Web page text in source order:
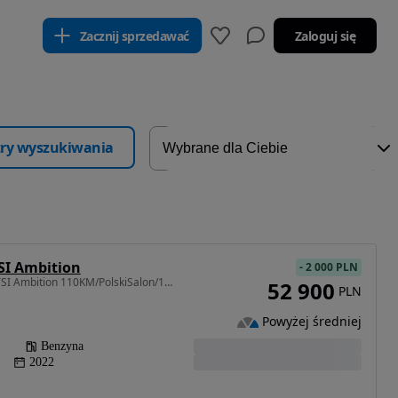
Zacznij sprzedawać Zaloguj się
wyszukiwania
Ambition
999 cm3 • 110 KM • 1.0 TSI Ambition 110KM/PolskiSalon/1Właściciel/SerwisASO/FV23%
Benzyna
2022
-2 000 PLN
52 900 PLN
Powyżej średniej